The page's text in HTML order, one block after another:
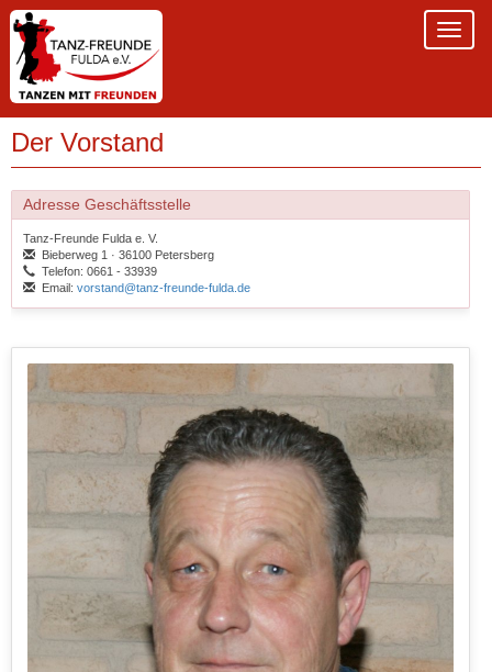
Der Vorstand
Adresse Geschäftsstelle
Tanz-Freunde Fulda e. V.
Bieberweg 1 · 36100 Petersberg
Telefon: 0661 - 33939
Email: vorstand@tanz-freunde-fulda.de